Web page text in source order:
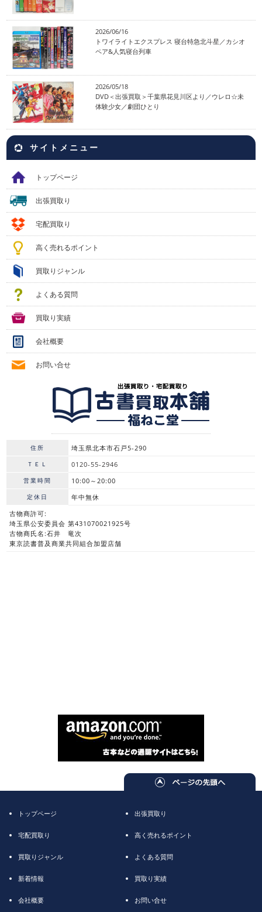
2026/06/16
トワイライトエクスプレス 寝台特急北斗星／カシオ
ペア&人気寝台列車
2026/05/18
DVD＜出張買取＞千葉県花見川区より／ウレロ☆未
体験少女／劇団ひとり
サイトメニュー
トップページ
出張買取り
宅配買取り
高く売れるポイント
買取りジャンル
よくある質問
買取り実績
会社概要
お問い合せ
住所 埼玉県北本市石戸5-290
ＴＥＬ 0120-55-2946
営業時間 10:00～20:00
定休日
年中無休
古物商許可:
埼玉県公安委員会 第431070021925号
古物商氏名:石井 竜次
東京読書普及商業共同組合加盟店舗
トップページ 出張買取り
宅配買取り 高く売れるポイント
買取りジャンル よくある質問
新着情報 買取り実績
会社概要 お問い合せ